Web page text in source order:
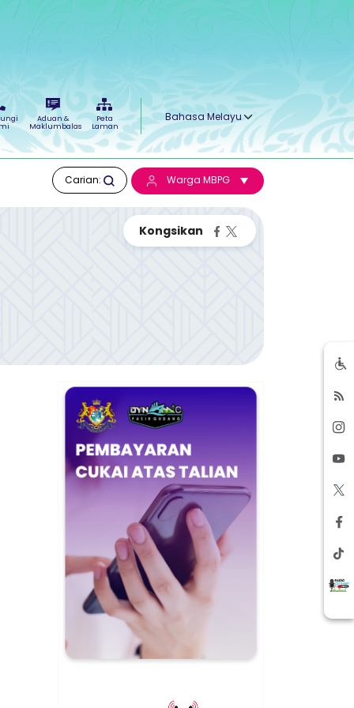
Aduan &
Maklumbalas
Peta
Laman
Select your language
Carian: Warga MBPG